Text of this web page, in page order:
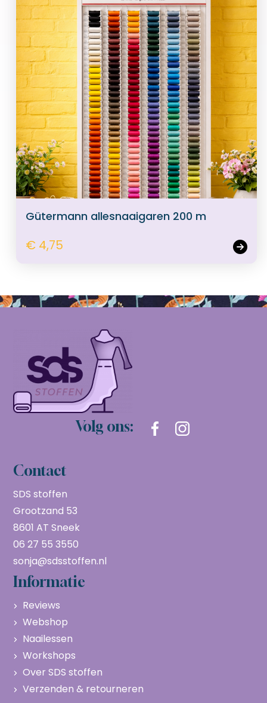
Gütermann allesnaaigaren 200 m
€ 4,75
Volg ons:
Contact
SDS stoffen
Grootzand 53
8601 AT Sneek
06 27 55 3550
sonja@sdsstoffen.nl
Informatie
Reviews
Webshop
Naailessen
Workshops
Over SDS stoffen
Verzenden & retourneren